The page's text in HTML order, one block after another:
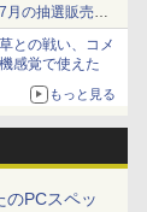
月の抽選販売の
との戦い、コメ
感覚で使えた
もっと見る
のPCスペッ